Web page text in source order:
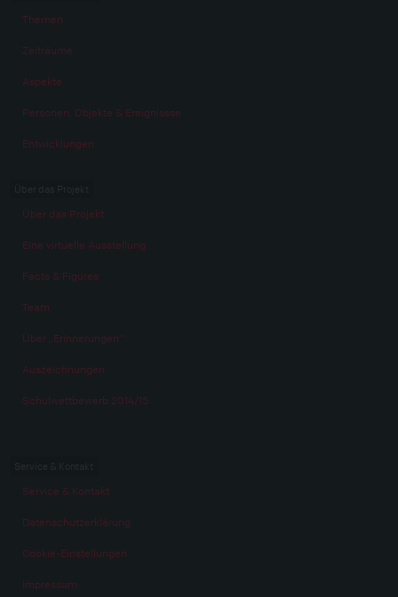
Themen
Zeiträume
Aspekte
Personen, Objekte & Ereignissse
Entwicklungen
Über das Projekt
Eine virtuelle Ausstellung
Facts & Figures
Team
Über „Erinnerungen“
Auszeichnungen
Schulwettbewerb 2014/15
Service & Kontakt
Datenschutzerklärung
Cookie-Einstellungen
Impressum